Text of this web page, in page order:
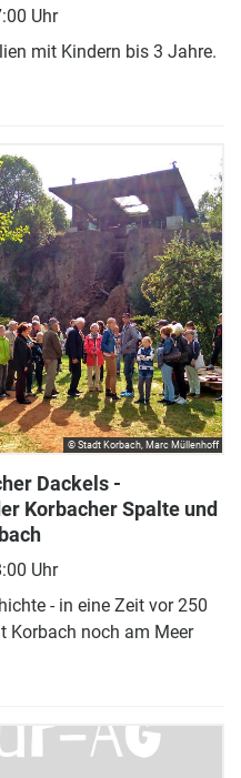
Uhr
mit Kindern bis 3 Jahre.
Dackels -
Korbacher Spalte und
Uhr
- in eine Zeit vor 250
Korbach noch am Meer
© Stadt Korbach, Marc Müllenhoff